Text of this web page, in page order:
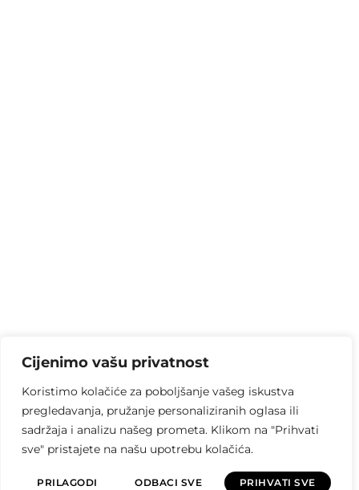
Cijenimo vašu privatnost
Koristimo kolačiće za poboljšanje vašeg iskustva
pregledavanja, pružanje personaliziranih oglasa ili
sadržaja i analizu našeg prometa. Klikom na "Prihvati
sve" pristajete na našu upotrebu kolačića.
PRILAGODI ODBACI SVE PRIHVATI SVE